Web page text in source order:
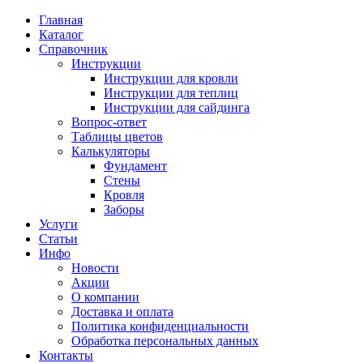
Главная
Каталог
Cправочник
Инструкции
Инструкции для кровли
Инструкции для теплиц
Инструкции для сайдинга
Вопрос-ответ
Таблицы цветов
Калькуляторы
Фундамент
Стены
Кровля
Заборы
Услуги
Статьи
Инфо
Новости
Акции
О компании
Доставка и оплата
Политика конфиденциальности
Обработка персональных данных
Контакты